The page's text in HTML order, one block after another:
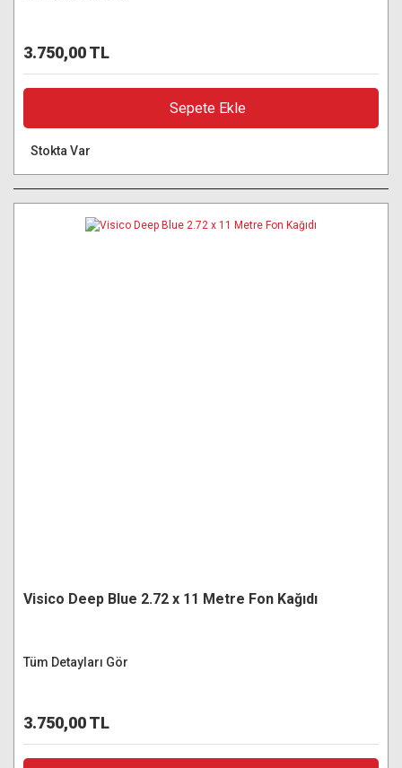
3.750,00 TL
Sepete Ekle
Stokta Var
Visico Deep Blue 2.72 x 11 Metre Fon Kağıdı
Tüm Detayları Gör
3.750,00 TL